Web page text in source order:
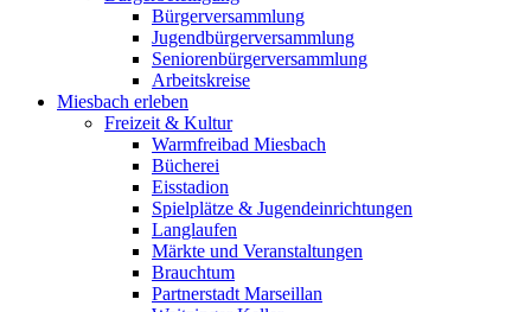
Bürgerversammlung
Jugendbürgerversammlung
Seniorenbürgerversammlung
Arbeitskreise
Miesbach erleben
Freizeit & Kultur
Warmfreibad Miesbach
Bücherei
Eisstadion
Spielplätze & Jugendeinrichtungen
Langlaufen
Märkte und Veranstaltungen
Brauchtum
Partnerstadt Marseillan